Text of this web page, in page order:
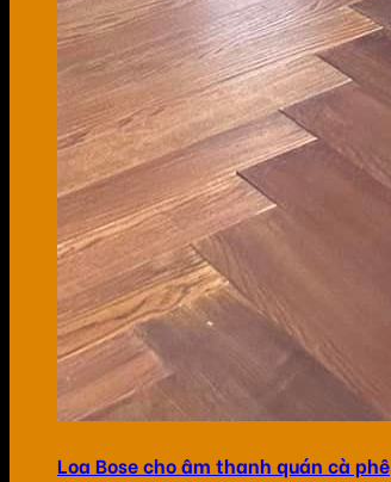
Loa Bose cho âm thanh quán cà phê